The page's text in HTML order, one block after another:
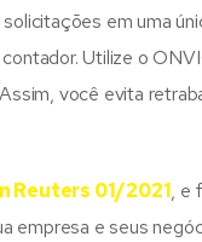
em uma
Utilize o
você evita
Reuters 01/2021, e
empresa e seus